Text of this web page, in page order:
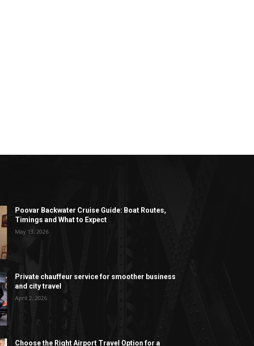
Poovar Backwater Cruise Guide: Boat Routes,
Timings and What to Expect
May 13, 2026
Private chauffeur service for smoother business
and city travel
April 2, 2026
Choose the Right Airport Travel Option for a